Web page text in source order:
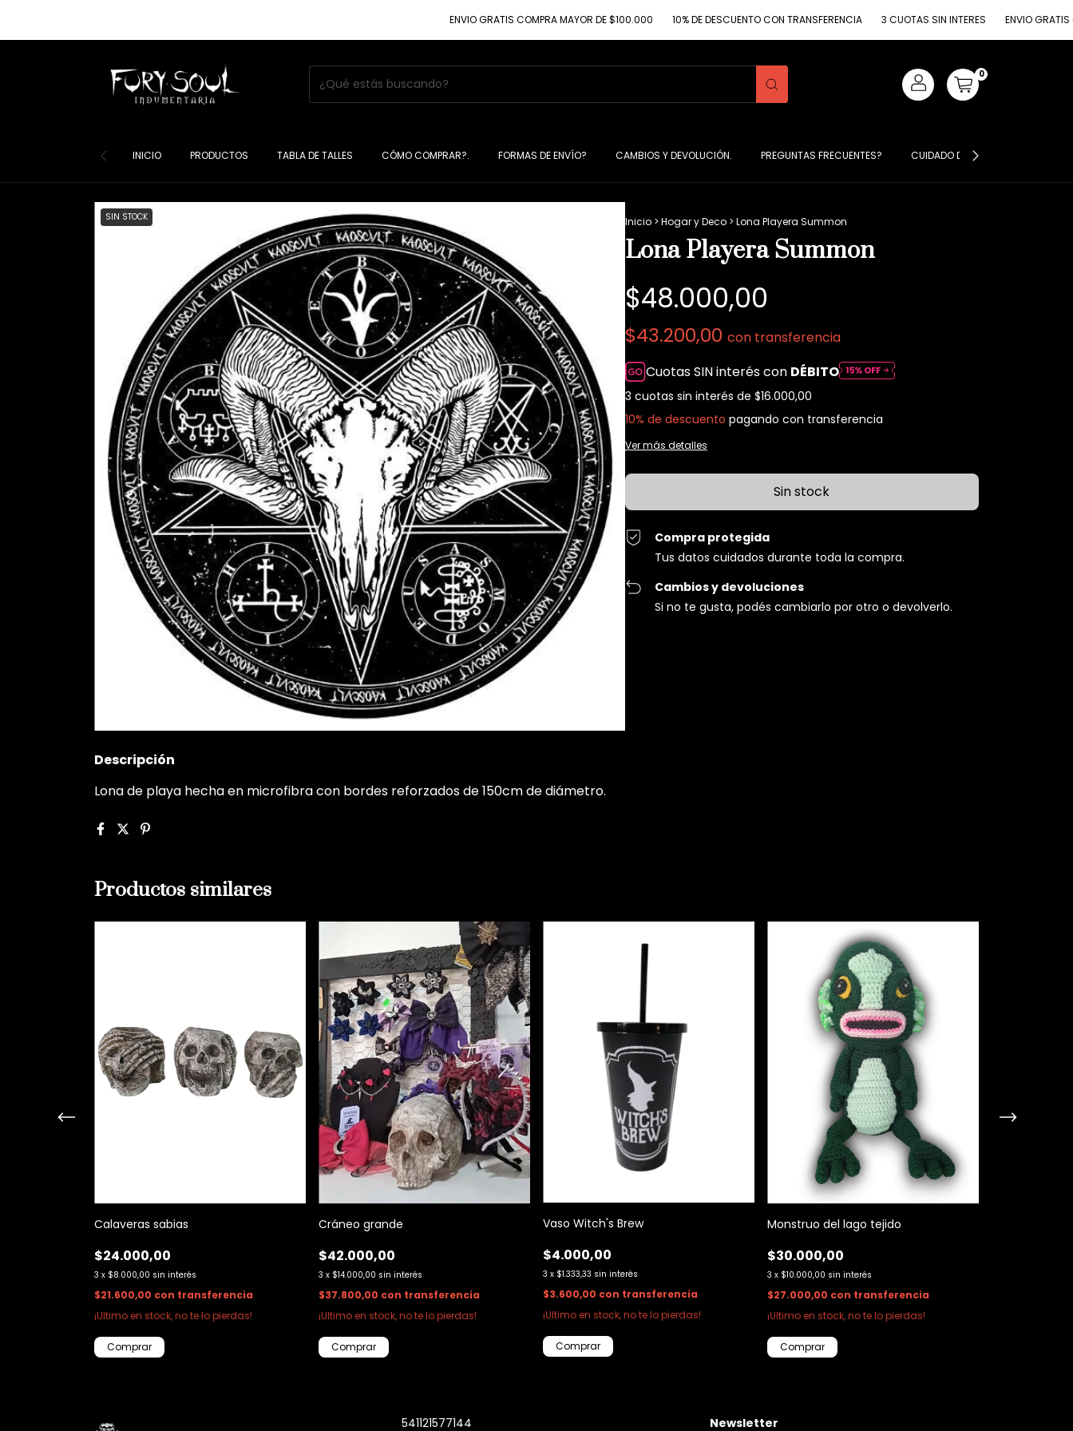
ENVIO GRATIS COMPRA MAYOR DE $100.000 10% DE DESCUENTO CON TRANSFERENCIA 3 CUOTAS SIN INTERES ENVIO GRATIS COMPRA
0
INICIO PRODUCTOS TABLA DE TALLES CÓMO COMPRAR?. FORMAS DE ENVÍO? CAMBIOS Y DEVOLUCIÓN. PREGUNTAS FRECUENTES? CUIDADO DE MIS PRENDAS ?
SIN STOCK Inicio > Hogar y Deco > Lona Playera Summon
Lona Playera Summon
$48.000,00
$43.200,00 con transferencia
Cuotas SIN interés con DÉBITO
3 cuotas sin interés de $16.000,00
10% de descuento pagando con transferencia
Ver más detalles
Compra protegida
Tus datos cuidados durante toda la compra.
Cambios y devoluciones
Si no te gusta, podés cambiarlo por otro o devolverlo.
Descripción
Lona de playa hecha en microfibra con bordes reforzados de 150cm de diámetro.
Productos similares
Calaveras sabias
$24.000,00
3 x $8.000,00 sin interés
$21.600,00 con transferencia
¡Ultimo en stock, no te lo pierdas!
Cráneo grande
$42.000,00
3 x $14.000,00 sin interés
$37.800,00 con transferencia
¡Ultimo en stock, no te lo pierdas!
Vaso Witch's Brew
$4.000,00
3 x $1.333,33 sin interés
$3.600,00 con transferencia
¡Ultimo en stock, no te lo pierdas!
Monstruo del lago tejido
$30.000,00
3 x $10.000,00 sin interés
$27.000,00 con transferencia
¡Ultimo en stock, no te lo pierdas!
541121577144 Newsletter